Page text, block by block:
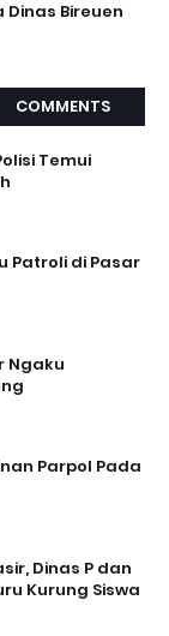
Bireuen
COMMENTS
Temui
Patroli di Pasar
Ngaku
Parpol Pada
Dinas P dan
Kurung Siswa